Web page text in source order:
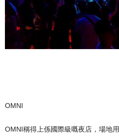
OMNI
OMNI稱得上係國際級嘅夜店，場地